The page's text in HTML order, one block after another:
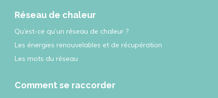
Réseau de chaleur
Qu’est-ce qu’un réseau de chaleur ?
Les énergies renouvelables et de récupération
Les mots du réseau
Comment se raccorder